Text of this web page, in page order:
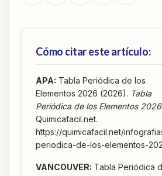
Cómo citar este artículo:
APA: Tabla Periódica de los
Elementos 2026 (2026). Tabla
Periódica de los Elementos 2026.
Quimicafacil.net.
https://quimicafacil.net/
periodica-de-los-elementos-
VANCOUVER: Tabla Periódica